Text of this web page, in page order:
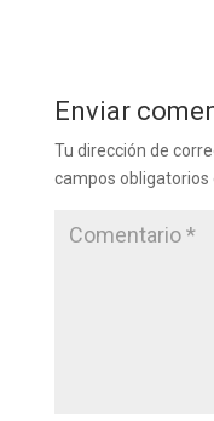
Enviar
Tu dirección de
campos